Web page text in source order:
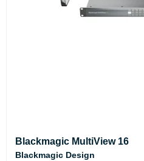
Blackmagic MultiView 16
Blackmagic Design